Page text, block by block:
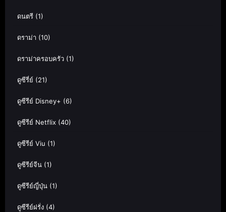
ดนตรี (1)
ดราม่า (10)
ดราม่าครอบครัว (1)
ดูซีรี่ย์ (21)
ดูซีรีย์ Disney+ (6)
ดูซีรีย์ Netflix (40)
ดูซีรีย์ Viu (1)
ดูซีรีย์จีน (1)
ดูซีรีย์ญี่ปุ่น (1)
ดูซีรีย์ฝรั่ง (4)